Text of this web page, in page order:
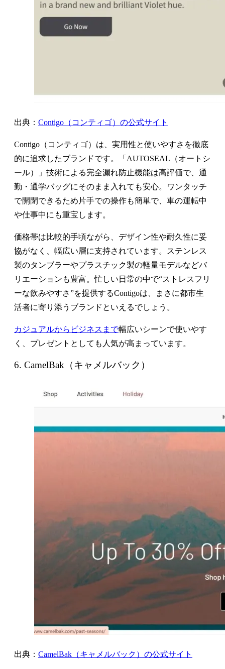
出典： Contigo（コンティゴ）の公式サイト
Contigo（コンティゴ）は、実用性と使いやすさを徹底
的に追求したブランドです。「AUTOSEAL（オートシ
ール）」技術による完全漏れ防止機能は高評価で、通
勤・通学バッグにそのまま入れても安心。ワンタッチ
で開閉できるため片手での操作も簡単で、車の運転中
や仕事中にも重宝します。
価格帯は比較的手頃ながら、デザイン性や耐久性に妥
協がなく、幅広い層に支持されています。ステンレス
製のタンブラーやプラスチック製の軽量モデルなどバ
リエーションも豊富。忙しい日常の中で“ストレスフリ
ーな飲みやすさ”を提供するContigoは、まさに都市生
活者に寄り添うブランドといえるでしょう。
カジュアルからビジネスまで幅広いシーンで使いやす
く、プレゼントとしても人気が高まっています。
6. CamelBak（キャメルバック）
出典： CamelBak（キャメルバック）の公式サイト